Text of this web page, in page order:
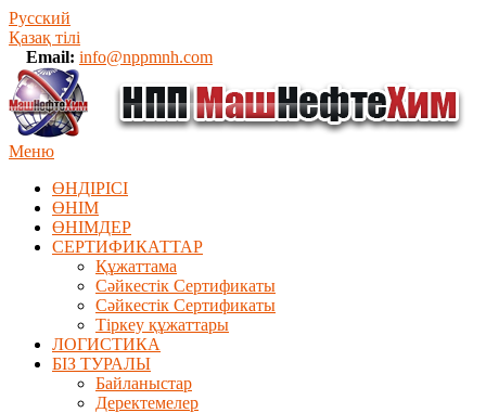
Русский
Қазақ тілі
Email: info@nppmnh.com
Меню
ӨНДІРІСІ
ӨНІМ
ӨHIМДЕР
СЕРТИФИКАТТАР
Құжаттама
Сәйкестік Сертификаты
Сәйкестік Сертификаты
Тіркеу құжаттары
ЛОГИСТИКА
БІЗ ТУРАЛЫ
Байланыстар
Деректемелер